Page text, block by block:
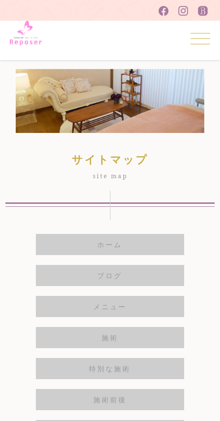
サイトマップ
サイトマップ
site map
ホーム
ブログ
メニュー
施術
特別な施術
施術前後